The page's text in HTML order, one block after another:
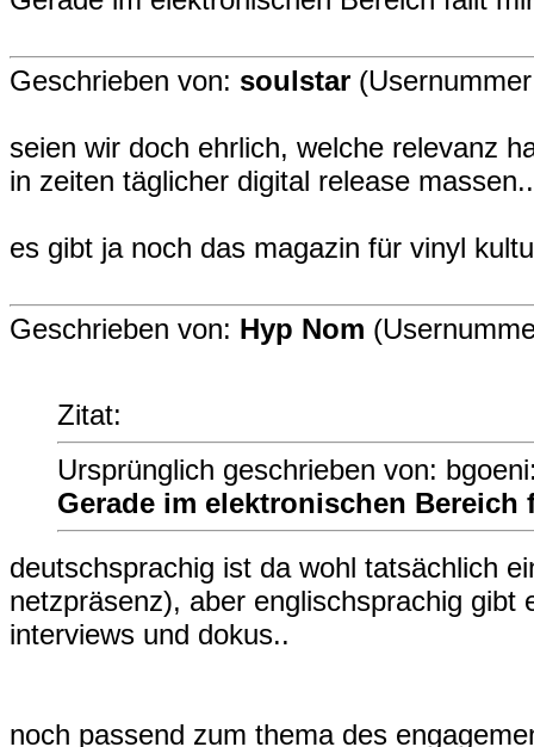
Geschrieben von: soulstar
seien wir doch ehrlich, welche relevanz
in zeiten täglicher digital release
es gibt ja noch das magazin für vinyl
Geschrieben von: Hyp Nom
Zitat:
Ursprünglich geschrieben von:
Gerade im elektronischen
deutschsprachig ist da wohl tatsächlich
netzpräsenz), aber englischsprachig
interviews und dokus..
noch passend zum thema des